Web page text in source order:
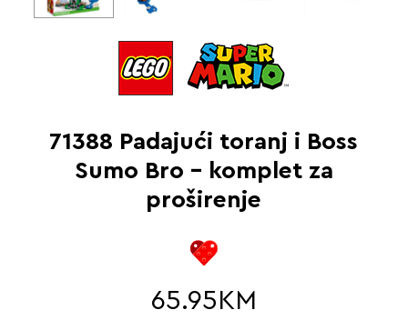
71388 Padajući toranj i Boss
Sumo Bro – komplet za
proširenje
65.95 KM